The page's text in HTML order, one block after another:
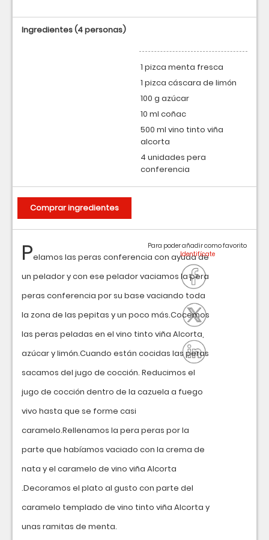
Pelamos las peras conferencia con ayuda de
un pelador y con ese pelador vaciamos la pera
peras conferencia por su base vaciando toda
la zona de las pepitas y un poco más.Cocemos
las peras peladas en el vino tinto viña Alcorta,
azúcar y limón.Cuando están cocidas las peras
sacamos del jugo de cocción. Reducimos el
jugo de cocción dentro de la cazuela a fuego
vivo hasta que se forme casi
caramelo.Rellenamos la pera peras por la
parte que habíamos vaciado con la crema de
nata y el caramelo de vino viña Alcorta
.Decoramos el plato al gusto con parte del
caramelo templado de vino tinto viña Alcorta y
unas ramitas de menta.
Para poder añadir como favorito
Ingredientes(4 personas)
1 pizca menta fresca
1 pizca cáscara de limón
100 g azúcar
10 ml coñac
500 ml vino tinto viña
alcorta
4 unidades pera
conferencia
Comprar ingredientes